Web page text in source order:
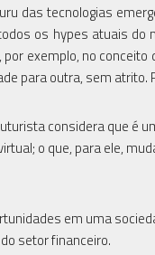
das tecnologias
os hypes atuais do
exemplo, no
para outra, sem
considera que é
o que, para ele,
em uma
setor financeiro.